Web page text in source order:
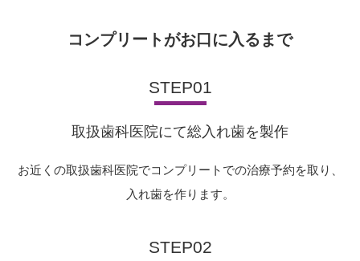
コンプリートがお口に入るまで
STEP01
取扱歯科医院にて総入れ歯を製作
お近くの取扱歯科医院でコンプリートでの治療予約を取り、
入れ歯を作ります。
STEP02